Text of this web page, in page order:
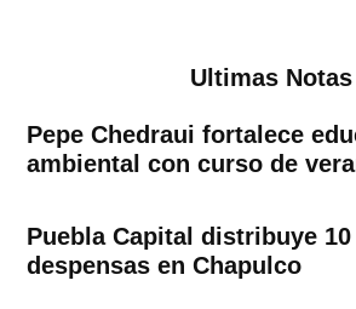
Ultimas Notas
Pepe Chedraui fortalece
ambiental con curso de
Puebla Capital distribuye
despensas en Chapulco